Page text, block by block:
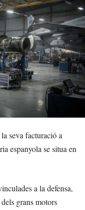
seva facturació a
espanyola se situa en
a la defensa,
grans motors